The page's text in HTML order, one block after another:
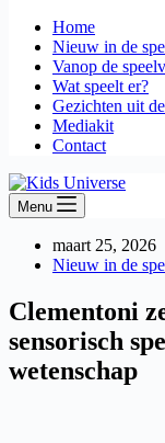
Home
Nieuw in de
Vanop de
Wat speelt er?
Gezichten uit
Mediakit
Contact
Menu
maart 25, 2026
Nieuw in de
Clementoni
sensorisch
wetenschap